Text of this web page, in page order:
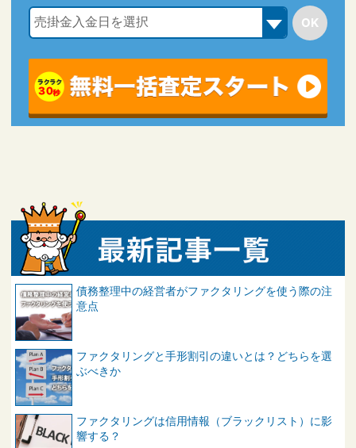
債務整理中の経営者がファクタリングを使う際の注
意点
ファクタリングと手形割引の違いとは？どちらを選
ぶべきか
ファクタリングは信用情報（ブラックリスト）に影
響する？